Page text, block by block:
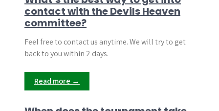
contact with the Devils Heaven
committee?
Feel free to contact us anytime. We will try to get
back to you within 2 days.
Read more →